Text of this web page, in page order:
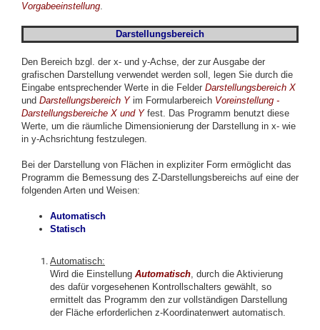
Vorgabeeinstellung.
Darstellungsbereich
Den Bereich bzgl. der x- und y-Achse, der zur Ausgabe der
grafischen Darstellung verwendet werden soll, legen Sie durch die
Eingabe entsprechender Werte in die Felder Darstellungsbereich X
und Darstellungsbereich Yim Formularbereich Voreinstellung -
Darstellungsbereiche X und Y fest. Das Programm benutzt diese
Werte, um die räumliche Dimensionierung der Darstellung in x- wie
in y-Achsrichtung festzulegen.
Bei der Darstellung von Flächen in expliziter Form ermöglicht das
Programm die Bemessung des Z-Darstellungsbereichs auf eine der
folgenden Arten und Weisen:
Automatisch
Statisch
Automatisch:
Wird die Einstellung Automatisch, durch die Aktivierung
des dafür vorgesehenen Kontrollschalters gewählt, so
ermittelt das Programm den zur vollständigen Darstellung
der Fläche erforderlichen z-Koordinatenwert automatisch.